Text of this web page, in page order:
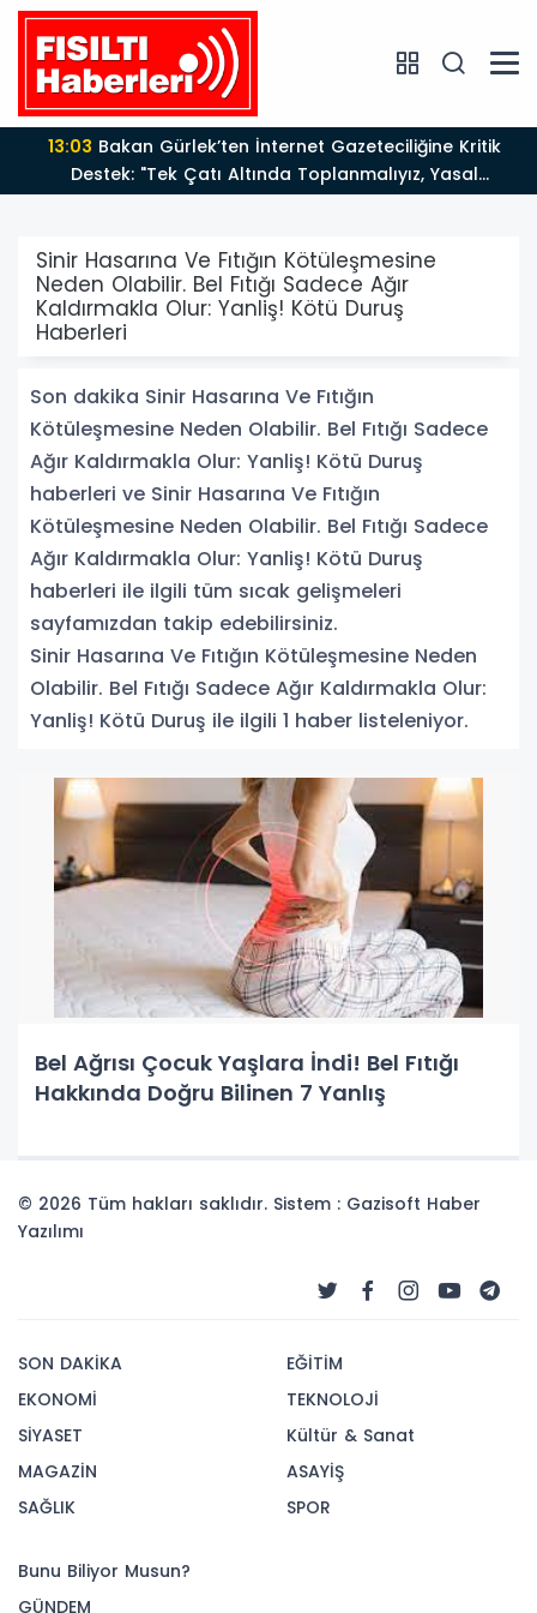
13:03Bakan Gürlek’ten İnternet Gazeteciliğine Kritik
Destek: "Tek Çatı Altında Toplanmalıyız, Yasal
Düzenlemeye Hazırız"
Sinir Hasarına Ve Fıtığın Kötüleşmesine
Neden Olabilir. Bel Fıtığı Sadece Ağır
Kaldırmakla Olur: Yanliş! Kötü Duruş
Haberleri
Son dakika Sinir Hasarına Ve Fıtığın
Kötüleşmesine Neden Olabilir. Bel Fıtığı Sadece
Ağır Kaldırmakla Olur: Yanliş! Kötü Duruş
haberleri ve Sinir Hasarına Ve Fıtığın
Kötüleşmesine Neden Olabilir. Bel Fıtığı Sadece
Ağır Kaldırmakla Olur: Yanliş! Kötü Duruş
haberleri ile ilgili tüm sıcak gelişmeleri
sayfamızdan takip edebilirsiniz.
Sinir Hasarına Ve Fıtığın Kötüleşmesine Neden
Olabilir. Bel Fıtığı Sadece Ağır Kaldırmakla Olur:
Yanliş! Kötü Duruş ile ilgili 1 haber listeleniyor.
Bel Ağrısı Çocuk Yaşlara İndi! Bel Fıtığı
Hakkında Doğru Bilinen 7 Yanlış
© 2026 Tüm hakları saklıdır. Sistem : Gazisoft Haber
Yazılımı
SON DAKİKA
EKONOMİ
SİYASET
MAGAZİN
SAĞLIK
EĞİTİM
TEKNOLOJİ
Kültür & Sanat
ASAYİŞ
SPOR
Bunu Biliyor Musun?
GÜNDEM